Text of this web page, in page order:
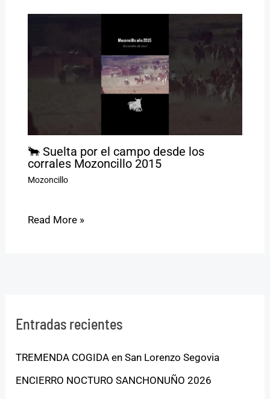
🐂 Suelta por el campo desde los
corrales Mozoncillo 2015
Mozoncillo
Read More »
Entradas recientes
TREMENDA COGIDA en San Lorenzo Segovia
ENCIERRO NOCTURO SANCHONUÑO 2026